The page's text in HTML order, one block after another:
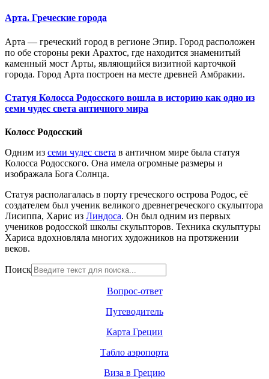
Арта. Греческие города
Арта — греческий город в регионе Эпир. Город расположен
по обе стороны реки Арахтос, где находится знаменитый
каменный мост Арты, являющийся визитной карточкой
города. Город Арта построен на месте древней Амбракии.
Статуя Колосса Родосского вошла в историю как одно из
семи чудес света античного мира
Колосс Родосский
Одним из семи чудес света в античном мире была статуя
Колосса Родосского. Она имела огромные размеры и
изображала Бога Солнца.
Статуя располагалась в порту греческого острова Родос, её
создателем был ученик великого древнегреческого скульптора
Лисиппа, Харис из Линдоса. Он был одним из первых
учеников родосской школы скульпторов. Техника скульптуры
Хариса вдохновляла многих художников на протяжении
веков.
Поиск
Вопрос-ответ
Путеводитель
Карта Греции
Табло аэропорта
Виза в Грецию